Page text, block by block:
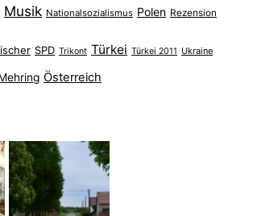
Musik Nationalsozialismus Polen Rezension
SPD Trikont Türkei Türkei 2011 Ukraine
Österreich